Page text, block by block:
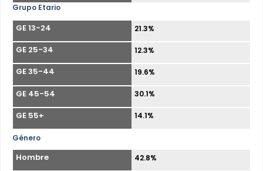
Grupo Etario
GE 13-24 21.3%
GE 25-34 12.3%
GE 35-44 19.6%
GE 45-54 30.1%
GE 55+ 14.1%
Género
Hombre 42.8%